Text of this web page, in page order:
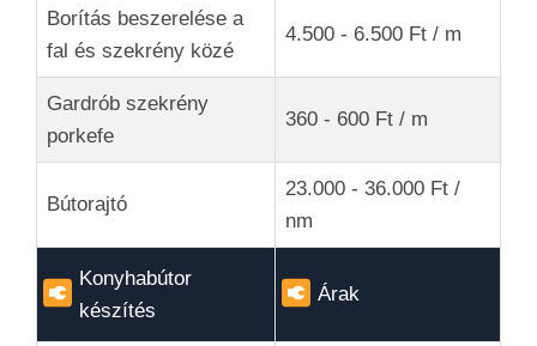
Borítás beszerelése a
fal és szekrény közé
4.500 - 6.500 Ft / m
Gardrób szekrény
porkefe
360 - 600 Ft / m
Bútorajtó
23.000 - 36.000 Ft /
nm
Konyhabútor
készítés
Árak